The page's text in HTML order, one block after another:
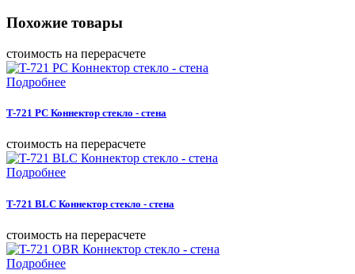
Похожие товары
cтоимость на перерасчете
Подробнее
T-721 PC Коннектор стекло - стена
cтоимость на перерасчете
Подробнее
T-721 BLC Коннектор стекло - стена
cтоимость на перерасчете
Подробнее